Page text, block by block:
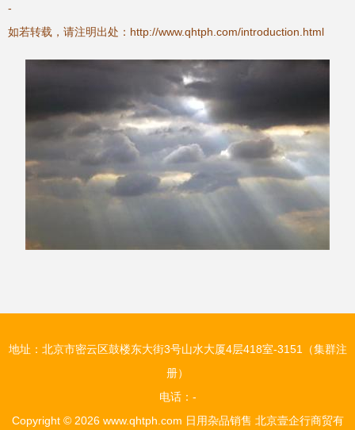
-
如若转载，请注明出处：http://www.qhtph.com/introduction.html
地址：北京市密云区鼓楼东大街3号山水大厦4层418室-3151（集群注
册）
电话：-
Copyright © 2026 www.qhtph.com 日用杂品销售 北京壹企行商贸有